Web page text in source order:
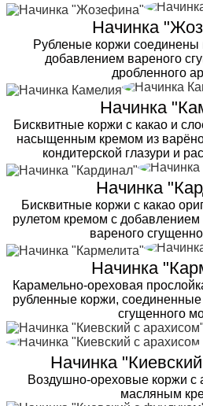
Начинка
Рубленые коржи
добавлением вареного
дробленного
Начинка
Бисквитные коржи с какао и
насыщенным кремом из
кондитерской глазури и
Начинка
Бисквитные коржи с какао
рулетом кремом с добавлением
вареного
Начинка
Карамельно-ореховая
рубленные коржи,
сгущенного
Начинка
Воздушно-ореховые коржи с
масляным